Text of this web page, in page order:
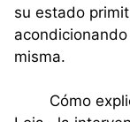
su estado
misma.
Cómo